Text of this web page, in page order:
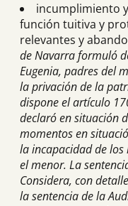
incumplimiento
función tuitiva y
relevantes y
de Navarra formuló
Eugenia, padres del
la privación de la
dispone el artículo
declaró en situación
momentos en
la incapacidad de
el menor. La
Considera, con
la sentencia de la